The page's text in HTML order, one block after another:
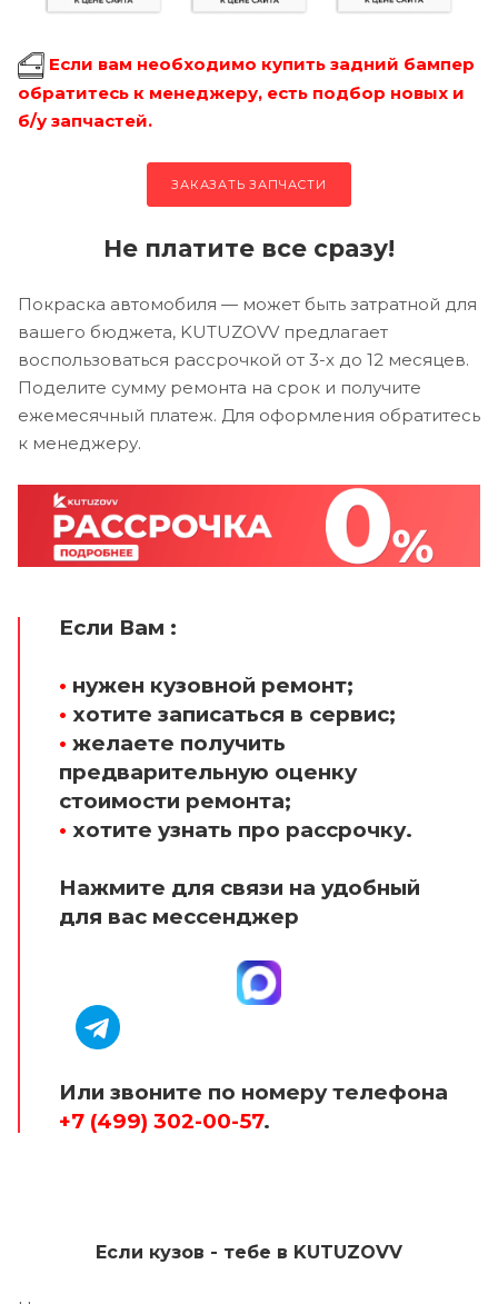
Если вам необходимо купить задний бампер
обратитесь к менеджеру, есть подбор новых и
б/у запчастей.
ЗАКАЗАТЬ ЗАПЧАСТИ
Не платите все сразу!
Покраска автомобиля — может быть затратной для
вашего бюджета, KUTUZOVV предлагает
воспользоваться рассрочкой от 3-х до 12 месяцев.
Поделите сумму ремонта на срок и получите
ежемесячный платеж. Для оформления обратитесь
к менеджеру.
Если Вам :
• нужен кузовной ремонт;
• хотите записаться в сервис;
• желаете получить
предварительную оценку
стоимости ремонта;
• хотите узнать про рассрочку.
Нажмите для связи на удобный
для вас мессенджер
Или звоните по номеру телефона
+7 (499) 302-00-57.
Если кузов - тебе в KUTUZOVV